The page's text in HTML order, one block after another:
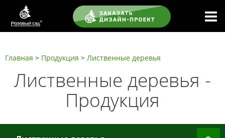
Главная > Продукция > Листвeнныe дeрeвья
Листвeнныe дeрeвья -
Продукция